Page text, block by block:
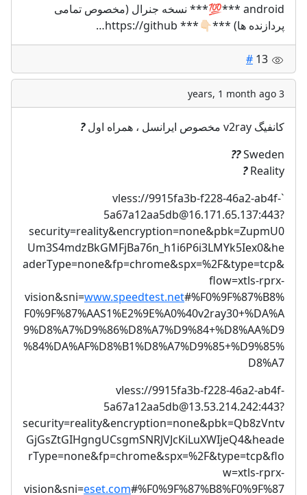
android ***💯*** نسخه جنرال (مخصوص تمامی
پردازنده ها) ***👇🏻*** https://github…
#
3 years, 1 month ago
کانفیگ v2ray مخصوص ایرانسل ، همراه اول
?
Sweden
??
Reality
?
`vless://
9915fa3b-f228-46a2-ab4f-
5a67a12aa5db@16.171.65.137:443?
security=reality&encryption=none&pbk=ZupmU0
Um3S4mdzBkGMFjBa76n_h1i6P6i3LMYk5Iex0&he
aderType=none&fp=chrome&spx=%2F&type=tcp&
flow=xtls-rprx-
vision&sni=www.speedtest.net#%F0%9F%87%B8%
F0%9F%87%AAS1%E2%9E%A0%40v2ray30+%DA%A
9%D8%A7%D9%86%D8%A7%D9%84+%D8%AA%D9
%84%DA%AF%D8%B1%D8%A7%D9%85+%D9%85%
D8%A7
vless://9915fa3b-f228-46a2-ab4f-
5a67a12aa5db@13.53.214.242:443?
security=reality&encryption=none&pbk=Qb8zVntv
GjGsZtGIHgngUCsgmSNRJVJcKiLuXWIjeQ4&heade
rType=none&fp=chrome&spx=%2F&type=tcp&flo
w=xtls-rprx-
vision&sni=eset.com#%F0%9F%87%B8%F0%9F%87